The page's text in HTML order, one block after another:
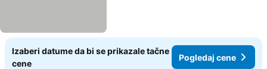
Izaberi datume da bi se prikazale tačne
cene
Pogledaj cene